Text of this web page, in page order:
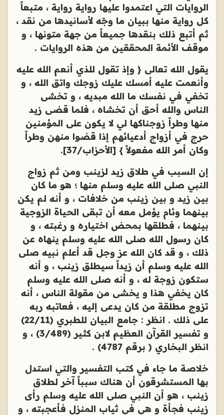
الروايات التي اعتمدوا عليها رواية رواية ، متبعاً
كل رواية منها ببيان ما وجّه لأسانيدها من نقد ،
ثم أتبع ذلك بنقدها جميعاً من جهة متونها ، و
موقف الأئمة المحققين من هذه الروايات .
يقول الله تعالى { وإذ تقول للذي أنعم الله عليه
وأنعمت عليه أمسك عليك زوجك واتق الله ، و
تخفي في نفسك ما الله مبديه ، و تخشى
الناس والله أحق أن تخشاه ، فلما قضى زيد
منها وطراً زوجناكها لي لا يكون على المؤمنين
حرج في أزواج أدعيائهم إذا قضوا منهن وطراً
وكان أمر الله مفعولاً } [الأحزاب/37].
إن السبب في طلاق زيد لزينب ومن ثم زواج
النبي صلى الله عليه وسلم منها ؛ هو ما كان
بين زيد و بين زينب من خلافات ، و أنه لم يكن
بينهما وئام يؤمل معه أن تبقى الحياة الزوجية
بينهما ، فطلقها بمحض اختياره و رغبته ، و
كان رسول الله صلى الله عليه وسلم ينهاه عن
ذلك ، و قد كان الله عز وجل قد أعلم نبيه صلى
الله عليه وسلم أن زيداً سيطلق زينب ، و أنه
ستكون زوجة له ، و أنه صلى الله عليه وسلم
كان يخفي هذا و يخشى من مقولة الناس ، أنه
تزوج مطلقة من كان يدعى إليه ، فعاتبه ربه
على ذلك . انظر : جامع البيان للطبري (22/11)
و تفسير القرآن العظيم لابن كثير (3/489) ، و
انظر البخاري ( برقم 4787) .
خلاصة ما جاء في كتب التفسير والتي استدل
بها المستشرقون أن هناك سبباً آخر لطلاق
زينب ، هو أن النبي صلى الله عليه وسلم رأى
زينب فجأة و هي في ثياب المنزل فأعجبته ، و